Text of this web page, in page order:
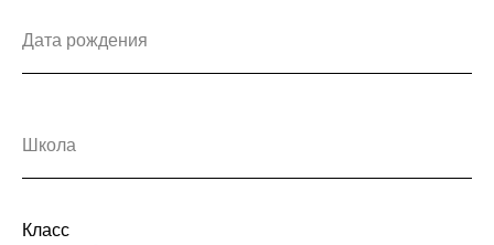
Дата рождения
Школа
Класс